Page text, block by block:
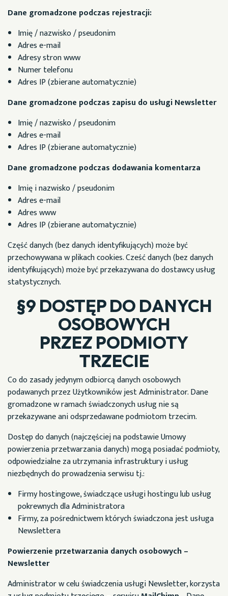
Dane gromadzone podczas rejestracji:
Imię / nazwisko / pseudonim
Adres e-mail
Adresy stron www
Numer telefonu
Adres IP (zbierane automatycznie)
Dane gromadzone podczas zapisu do usługi Newsletter
Imię / nazwisko / pseudonim
Adres e-mail
Adres IP (zbierane automatycznie)
Dane gromadzone podczas dodawania komentarza
Imię i nazwisko / pseudonim
Adres e-mail
Adres www
Adres IP (zbierane automatycznie)
Część danych (bez danych identyfikujących) może być
przechowywana w plikach cookies. Cześć danych (bez danych
identyfikujących) może być przekazywana do dostawcy usług
statystycznych.
§9 DOSTĘP DO DANYCH
OSOBOWYCH
PRZEZ PODMIOTY
TRZECIE
Co do zasady jedynym odbiorcą danych osobowych
podawanych przez Użytkowników jest Administrator. Dane
gromadzone w ramach świadczonych usług nie są
przekazywane ani odsprzedawane podmiotom trzecim.
Dostęp do danych (najczęściej na podstawie Umowy
powierzenia przetwarzania danych) mogą posiadać podmioty,
odpowiedzialne za utrzymania infrastruktury i usług
niezbędnych do prowadzenia serwisu tj.:
Firmy hostingowe, świadczące usługi hostingu lub usług
pokrewnych dla Administratora
Firmy, za pośrednictwem których świadczona jest usługa
Newslettera
Powierzenie przetwarzania danych osobowych –
Newsletter
Administrator w celu świadczenia usługi Newsletter, korzysta